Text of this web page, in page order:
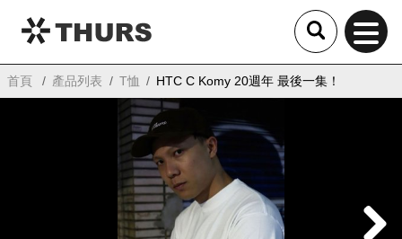
THURS
首頁 產品列表 T恤 HTC C Komy 20週年 最後一集！